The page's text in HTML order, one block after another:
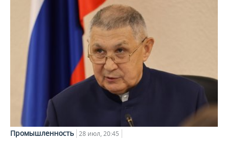
Промышленность 28 июл, 20:45